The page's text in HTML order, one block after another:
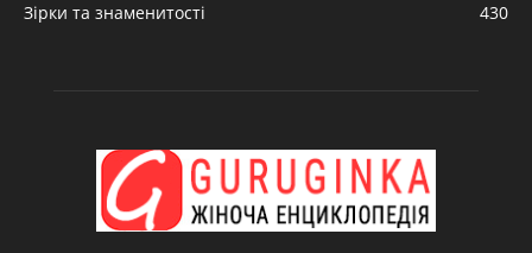
Зірки та знаменитості
430